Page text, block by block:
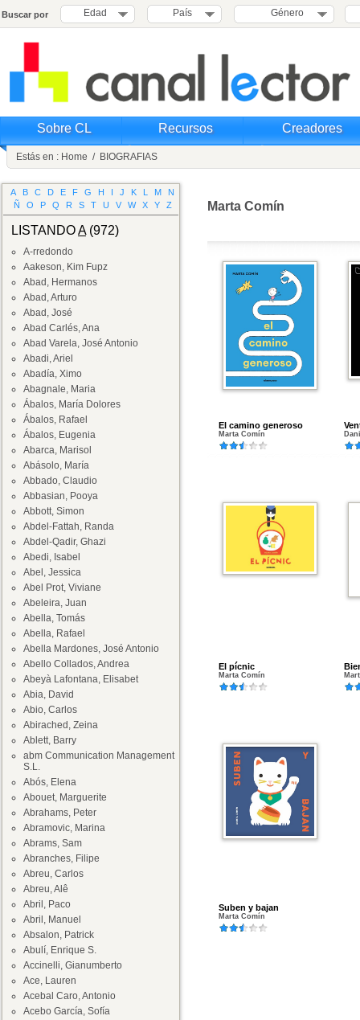
Buscar por Edad País Género
Sobre CL Recursos Creadores
Estás en : Home / BIOGRAFIAS
A B C D E F G H I J K L M
N
Ñ
O P Q R S T U V W X Y Z
LISTANDOA(972)
A-rredondo
Aakeson, Kim Fupz
Abad, Hermanos
Abad, Arturo
Abad, José
Abad Carlés, Ana
Abad Varela, José Antonio
Abadi, Ariel
Abadía, Ximo
Abagnale, Maria
Ábalos, María Dolores
Ábalos, Rafael
Ábalos, Eugenia
Abarca, Marisol
Abásolo, María
Abbado, Claudio
Abbasian, Pooya
Abbott, Simon
Abdel-Fattah, Randa
Abdel-Qadir, Ghazi
Abedi, Isabel
Abel, Jessica
Abel Prot, Viviane
Abeleira, Juan
Abella, Tomás
Abella, Rafael
Abella Mardones, José Antonio
Abello Collados, Andrea
Abeyà Lafontana, Elisabet
Abia, David
Abio, Carlos
Abirached, Zeina
Ablett, Barry
abm Communication Management
S.L.
Abós, Elena
Abouet, Marguerite
Abrahams, Peter
Abramovic, Marina
Abrams, Sam
Abranches, Filipe
Abreu, Carlos
Abreu, Alê
Abril, Paco
Abril, Manuel
Absalon, Patrick
Abulí, Enrique S.
Accinelli, Gianumberto
Ace, Lauren
Acebal Caro, Antonio
Acebo García, Sofía
Marta Comín
El camino generoso
Marta Comín
El pícnic
Marta Comín
Suben y bajan
Marta Comín